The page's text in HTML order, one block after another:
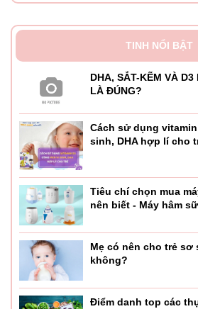
TINH NỔI BẬT
DHA, SẮT-KẼM VÀ
LÀ ĐÚNG?
Cách sử dụng
sinh, DHA hợp lí cho
Tiêu chí chọn mua
nên biết - Máy hâm
Mẹ có nên cho trẻ
không?
Điểm danh top các